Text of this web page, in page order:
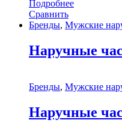
Подробнее
Сравнить
Бренды, Мужские
Наручные
Бренды, Мужские
Наручные